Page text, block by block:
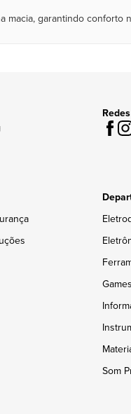
macia, garantindo conforto
Games
Som